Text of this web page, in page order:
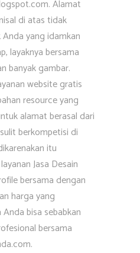
Alamat
di atas tidak
yang idamkan
layaknya bersama
banyak gambar.
website gratis
resource yang
alamat berasal dari
berkompetisi di
itu
Jasa Desain
bersama dengan
harga yang
bisa sebabkan
bersama